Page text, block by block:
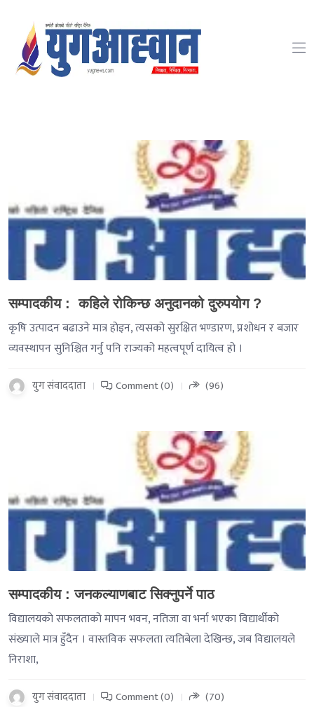
सम्पादकीय : कहिले रोकिन्छ अनुदानको दुरुपयोग ?
कृषि उत्पादन बढाउने मात्र होइन, त्यसको सुरक्षित भण्डारण, प्रशोधन र बजार
व्यवस्थापन सुनिश्चित गर्नु पनि राज्यको महत्वपूर्ण दायित्व हो ।
युग संवाददाता Comment (0) (96)
सम्पादकीय : जनकल्याणबाट सिक्नुपर्ने पाठ
विद्यालयको सफलताको मापन भवन, नतिजा वा भर्ना भएका विद्यार्थीको
संख्याले मात्र हुँदैन । वास्तविक सफलता त्यतिबेला देखिन्छ, जब विद्यालयले
निराशा,
युग संवाददाता Comment (0) (70)